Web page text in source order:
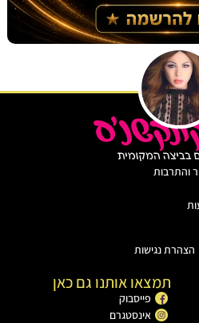
נגישות
תמצאו אותנו גם כאן
פייסבוק
אינסטגרם